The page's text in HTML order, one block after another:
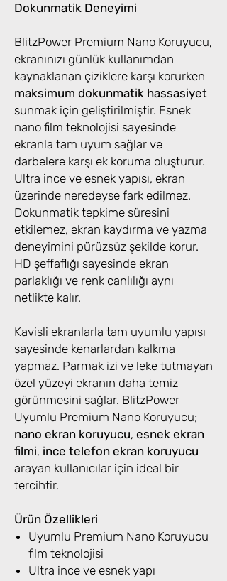
Dokunmatik Deneyimi
BlitzPower Premium Nano Koruyucu,
ekranınızı günlük kullanımdan
kaynaklanan çiziklere karşı korurken
maksimum dokunmatik hassasiyet
sunmak için geliştirilmiştir. Esnek
nano film teknolojisi sayesinde
ekranla tam uyum sağlar ve
darbelere karşı ek koruma oluşturur.
Ultra ince ve esnek yapısı, ekran
üzerinde neredeyse fark edilmez.
Dokunmatik tepkime süresini
etkilemez, ekran kaydırma ve yazma
deneyimini pürüzsüz şekilde korur.
HD şeffaflığı sayesinde ekran
parlaklığı ve renk canlılığı aynı
netlikte kalır.
Kavisli ekranlarla tam uyumlu yapısı
sayesinde kenarlardan kalkma
yapmaz. Parmak izi ve leke tutmayan
özel yüzeyi ekranın daha temiz
görünmesini sağlar. BlitzPower
Uyumlu Premium Nano Koruyucu;
nano ekran koruyucu, esnek ekran
filmi, ince telefon ekran koruyucu
arayan kullanıcılar için ideal bir
tercihtir.
Ürün Özellikleri
Uyumlu Premium Nano Koruyucu
film teknolojisi
Ultra ince ve esnek yapı